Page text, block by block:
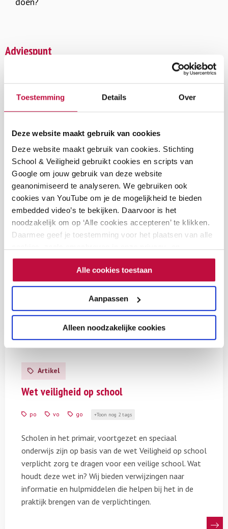
Toestemming Details Over
Deze website maakt gebruik van cookies
Deze website maakt gebruik van cookies. Stichting
School & Veiligheid gebruikt cookies en scripts van
Google om jouw gebruik van deze website
geanonimiseerd te analyseren. We gebruiken ook
cookies van YouTube om je de mogelijkheid te bieden
embedded video’s te bekijken. Daarvoor is het
noodzakelijk om op ‘Alle cookies accepteren’ te klikken.
Daarmee geef je toestemming voor het plaatsen van alle
cookieverklaring. Als je niet alle cookies accepteert, dan
kun je geen video's bekijken.Alle cookies toestaan
Aanpassen
Alleen noodzakelijke cookies
Adviespunt
Heb je een vraag over het pestprotocol of wil je
advies? Neem dan contact op met hetAdviespuntvan
School & Veiligheid.
Dit artikel is gekoppeld aan de
volgende thema’s
Pesten (po)
Pesten (vo)
Andere kennisbank artikelen
over dit onderwerp.
Artikel
Wet veiligheid op school
po vo go Toon nog 2 tags
Scholen in het primair, voortgezet en speciaal
onderwijs zijn op basis van de wet Veiligheid op school
verplicht zorg te dragen voor een veilige school. Wat
houdt deze wet in? Wij bieden verwijzingen naar
informatie en hulpmiddelen die helpen bij het in de
praktijk brengen van de verplichtingen.